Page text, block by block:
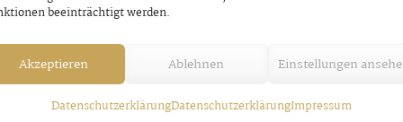
beeinträchtigt werden.
Akzeptieren Ablehnen Einstellungen
DatenschutzerklärungDatenschutzerklärungImpressum